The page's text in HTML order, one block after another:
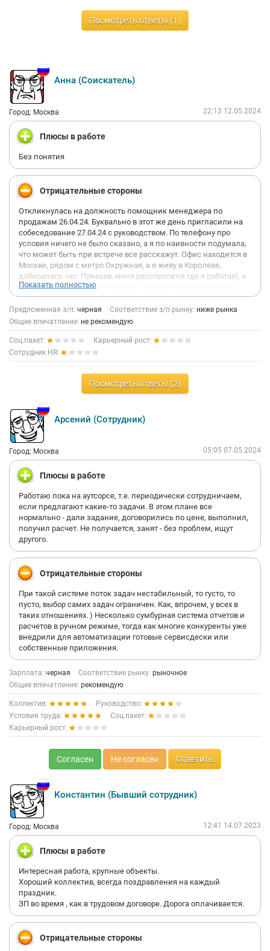
Посмотреть ответы (1)
Анна (Соискатель)
Город: Москва 22:13 12.05.2024
Плюсы в работе
Без понятия
Отрицательные стороны
Откликнулась на должность помощник менеджера по
продажам 26.04.24. Буквально в этот же день пригласили на
собеседование 27.04.24 с руководством. По телефону про
условия ничего не было сказано, а я по наивности подумала,
что может быть при встрече все расскажут. Офис находится в
Москве, рядом с метро Окружная, а я живу в Королеве,
добиралась час. Приехав, меня расспросили где я работаю, а
опыт у меня есть более трех лет, причем не помощником, а
менеджером по продажам, как физ, так и юр лицам, но меня
заинтересовали условия в вакансии, собственно, почему и
поехала. Послушали и на этом все. Руководитель сказала, что
вакансия открыта у них до 20.05.24 и далее меня
проконсультирует менеджер по персоналу по телефону. Я
очень сильно удивилась, спрашиваю у менеджера, как бы, а
когда расскажут про условия и тд, на что мне был ответ ждите
звонка. На 12.05.24 ни одного звонка сделано не было,
вакансия на hh находится в архиве. Резюмируя мой расссказ ,
хочется спросить, а какого черта я перлась целый час в офис?
Чтобы я продублировала свое резюме, которое можно было
прочитать на сайте? Или можно было созвониться по
телефону, может быть? Это идиотизм, я работала в подборе
персонала тоже и так собеседования не проводятся. Прежде
чем звать человека, хоть бы вообще что-то про себя
рассказали, ну а в живую, я считаю, обязаны дать инфу по
трудоустройству, зп и прочим нюансам, а не слушать и
хлопать глазками. Никому не советую к ним ехать, тем более,
почитав отзывы про деятельность компании, слава Богу, что
халатность сотрудников уберегла меня от работы в такой
конторе. Конечно же, за две недели я нашла себе достойное
место, не сижу и не жду их звонка, но меня просто возмущает
такое отношение и трата двух часов моей жизни в помойку.
Показать полностью
Предложенная з/п: черная Соответствие з/п рынку: ниже рынка
Общее впечатление: не рекомендую
Соц.пакет:
Карьерный рост:
Сотрудник HR:
Посмотреть ответы (2)
Арсений (Сотрудник)
Город: Москва 05:05 07.05.2024
Плюсы в работе
Работаю пока на аутсорсе, т.е. периодически сотрудничаем,
если предлагают какие-то задачи. В этом плане все
нормально - дали задание, договорились по цене, выполнил,
получил расчет. Не получается, занят - без проблем, ищут
другого.
Отрицательные стороны
При такой системе поток задач нестабильный, то густо, то
пусто, выбор самих задач ограничен. Как, впрочем, у всех в
таких отношениях. ) Несколько сумбурная система отчетов и
расчетов в ручном режиме, тогда как многие конкуренты уже
внедрили для автоматизации готовые сервисдески или
собственные приложения.
Зарплата: черная Соответствие рынку: рыночное
Общее впечатление: рекомендую
Коллектив:
Руководство:
Условия труда:
Соц.пакет:
Карьерный рост:
Согласен Не согласен Ответить
Константин (Бывший сотрудник)
Город: Москва 12:41 14.07.2023
Плюсы в работе
Интересная работа, крупные объекты.
Хороший коллектив, всегда поздравления на каждый
праздник.
ЗП во время , как в трудовом договоре. Дорога оплачивается.
Отрицательные стороны